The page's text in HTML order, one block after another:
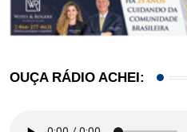
OUÇA RÁDIO ACHEI: